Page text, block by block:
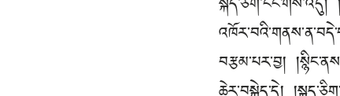
བརྩམ་པར་བྱ།